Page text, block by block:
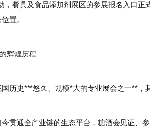
，餐具及食品添加剂展区的参展报名入口
置。
辉煌历程
历史***悠久、规模*大的专业展会之一**，
贯通全产业链的生态平台，糖酒会见证、